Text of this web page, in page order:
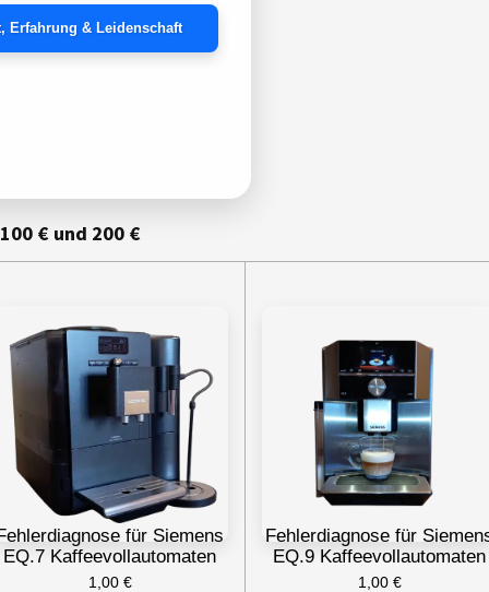
Erfahrung & Leidenschaft
€ und 200 €
für Siemens
EQ.7 Kaffeevollautomaten
1,00 €
Fehlerdiagnose für
EQ.9 Kaffeevollautomaten
1,00 €